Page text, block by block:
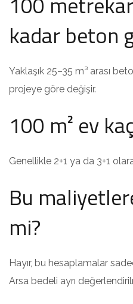
kadar beton
Yaklaşık 25–35 m³ arası
projeye göre değişir.
100 m² ev
Genellikle 2+1 ya da 3+1
Bu
mi?
Hayır, bu hesaplamalar
Arsa bedeli ayrı